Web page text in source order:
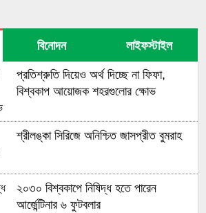
বিনোদন লাইফস্টাইল
প্রতিশ্রুতি দিয়েও অর্থ দিচ্ছে না ফিফা,
বিশ্বকাপ আয়োজক শহরগুলোর ক্ষোভ
শ্রীলঙ্কা সিরিজে অনিশ্চিত জাসপ্রীত বুমরাহ
২০৩০ বিশ্বকাপে নিষিদ্ধ হতে পারেন
আর্জেন্টিনার ৬ ফুটবলার